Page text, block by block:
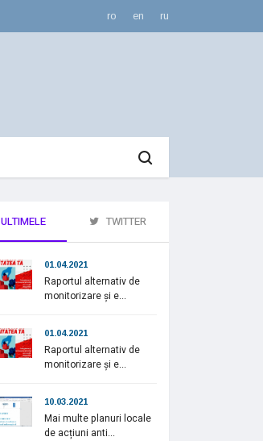
ro en ru
ULTIMELE TWITTER
01.04.2021
Raportul alternativ de
monitorizare și e...
01.04.2021
Raportul alternativ de
monitorizare și e...
10.03.2021
Mai multe planuri locale
de acțiuni anti...